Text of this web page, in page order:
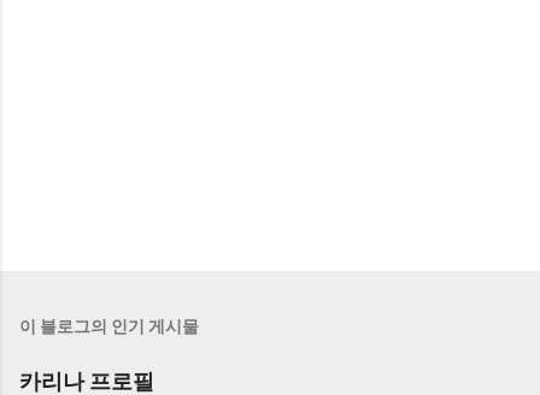
이 블로그의 인기 게시물
카리나 프로필